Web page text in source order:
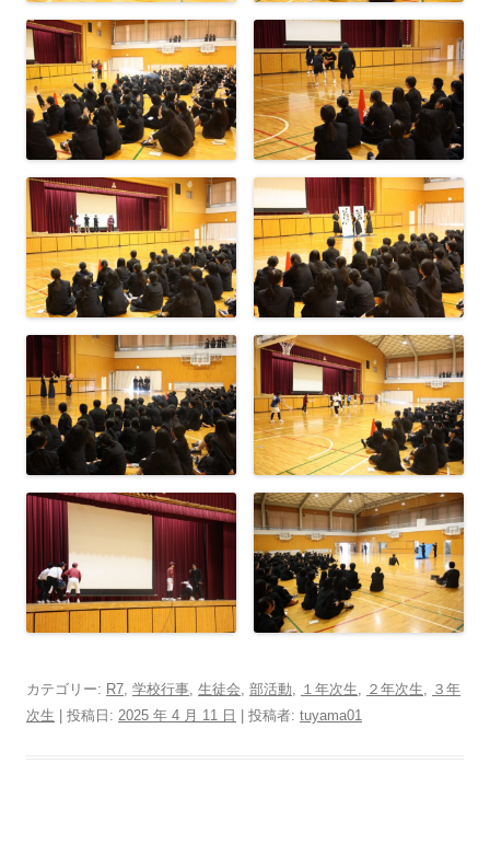
カテゴリー: R7, 学校行事, 生徒会, 部活動, １年次生, ２年次生, ３年
次生 | 投稿日: 2025 年 4 月 11 日 投稿者: tuyama01